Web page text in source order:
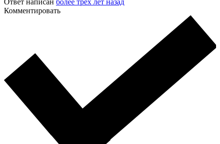
Ответ написан более трёх лет назад
Комментировать